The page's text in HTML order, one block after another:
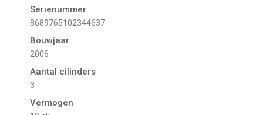
Serienummer
8689765102344637
Bouwjaar
2006
Aantal cilinders
3
Vermogen